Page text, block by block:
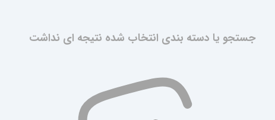
جستجو یا دسته بندی انتخاب شده نتیجه ای نداشت